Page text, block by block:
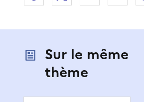
Sur le même
thème